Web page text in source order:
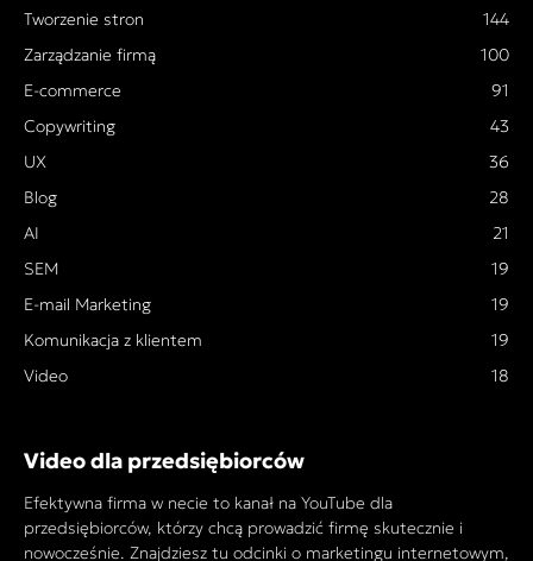
Tworzenie stron
144
Zarządzanie firmą
100
E-commerce
91
Copywriting
43
UX
36
Blog
28
AI
21
SEM
19
E-mail Marketing
19
Komunikacja z klientem
19
Video
18
Video dla przedsiębiorców
Efektywna firma w necie to kanał na YouTube dla
przedsiębiorców, którzy chcą prowadzić firmę skutecznie i
nowocześnie. Znajdziesz tu odcinki o marketingu internetowym,